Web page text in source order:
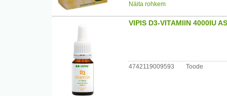
nahale pihustamiseks.
/*/*
Kasutamine: enne tarvitamist
Hoiatused: mitte hoida otseses
Näita rohkem
VIPIS D3-VITAMIIN 4000IU
4742119009593 Toode